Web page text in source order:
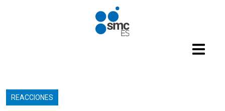
Pasar al contenido principal
REACCIONES